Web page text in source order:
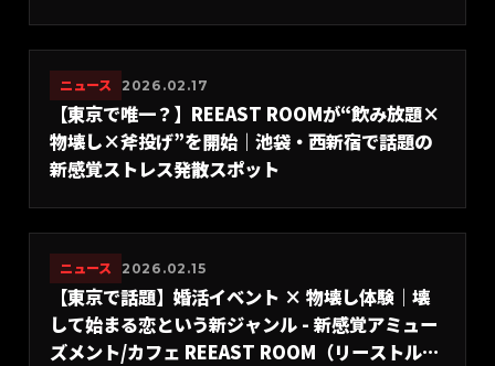
ニュース 2026.02.17
【東京で唯一？】REEAST ROOMが“飲み放題×
物壊し×斧投げ”を開始｜池袋・西新宿で話題の
新感覚ストレス発散スポット
ニュース 2026.02.15
【東京で話題】婚活イベント × 物壊し体験｜壊
して始まる恋という新ジャンル - 新感覚アミュー
ズメント/カフェ REEAST ROOM（リーストルー